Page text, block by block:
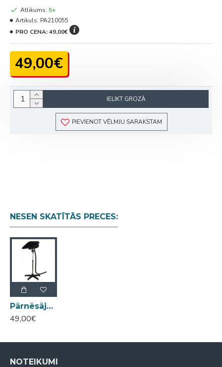
49,00€
Atlikums: 5+
Artikuls: PA210055
PRO CENA:49,00€
IELIKT GROZĀ
PIEVIENOT VĒLMJU SARAKSTAM
NESEN SKATĪTĀS PRECES:
Pārnēsājama izlietne uz statīva SU-130
49,00€
NOTEIKUMI